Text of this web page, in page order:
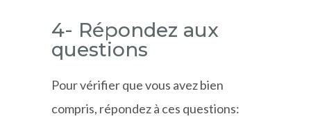
4- Répondez aux
questions
Pour vérifier que vous avez bien
compris, répondez à ces questions: